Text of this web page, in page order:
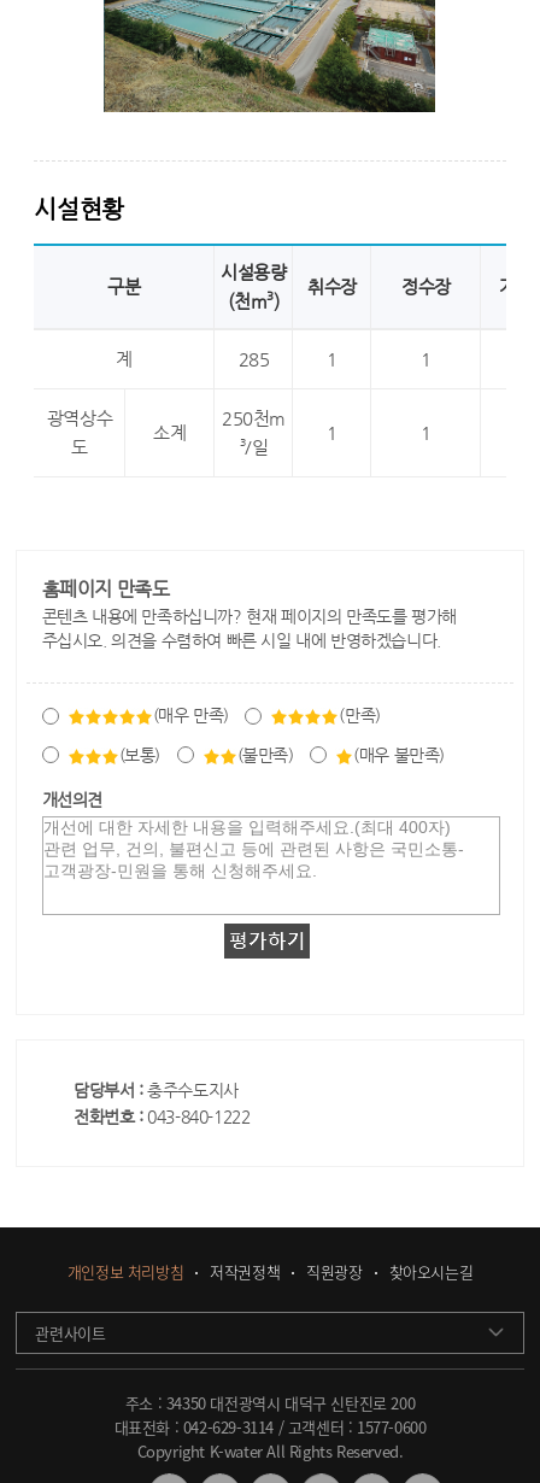
시설현황
구분
시설용량
(천m3)
취수장 정수장 가압
계 285 1 1
광역상수
도
소계
250천m
3/일
1 1
홈페이지 만족도
콘텐츠 내용에 만족하십니까? 현재 페이지의 만족도를 평가해
주십시오. 의견을 수렴하여 빠른 시일 내에 반영하겠습니다.
(매우 만족) (만족)
(보통) (불만족) (매우 불만족)
개선의견
담당부서 :충주수도지사
전화번호 : 043-840-1222
개인정보 처리방침 저작권정책 직원광장 찾아오시는길
관련사이트
주소 : 34350 대전광역시 대덕구 신탄진로 200
대표전화 : 042-629-3114 / 고객센터 : 1577-0600
Copyright K-water All Rights Reserved.